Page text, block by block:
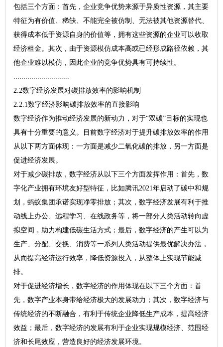
包括三个方面：首先，企业竞争优势来源于异质性资源，其主要
特征为有价值、稀缺、不能完全被仿制、无法被其他资源替代、
获得成本低于资源自身的价值等，拥有这些资源的企业可以收取
经济租金。其次，由于资源模仿成本高或已经形成路径依赖，其
他企业难以模仿，因此企业的竞争优势具有可持续性。
2.2数字经济发展对碳排放效率的影响机制
2.2.1数字经济影响碳排放效率的直接影响
数字经济作为推动经济发展的新动力，对于“双碳”目标的实现也
具有十分重要的意义。目前数字经济对于提升碳排放效率的作用
从以下两方面体现：一方面是减少二氧化碳的排放，另一方面是
促进经济发展。
对于减少碳排放，数字经济从以下三个方面发挥作用：首先，数
字化产业拥有环境友好型特征，比如腾讯2021年启动了碳中和规
划，蚂蚁集团承诺实现净零排放；其次，数字经济发展有利于推
动线上办公、远程学习、在线政务等，将一部分人类活动转向虚
拟空间，助力构建低碳生活方式；最后，数字经济的产生可以为
生产、分配、交换、消费等一系列人类活动提供最优解决办法，
从而提高经济运行效率，降低资源投入，从整体上实现节能减
排。
对于促进经济增长，数字经济的作用体现在以下三个方面：首
先，数字产业本身带给经济极大的发展动力；其次，数字经济与
传统经济的不断融合，有利于传统企业降低生产成本，提高经济
效益；最后，数字经济的发展有利于企业实现规模经济、范围经
济和长尾效应，营造良好的经济发展环境。